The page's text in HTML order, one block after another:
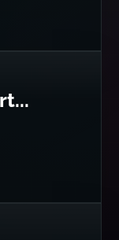
Mastodon